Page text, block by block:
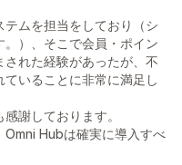
ムを担当をしており（シ
）、そこで会員・ポイン
された経験があったが、不
いることに非常に満足し
謝しております。
Hubは確実に導入すべ